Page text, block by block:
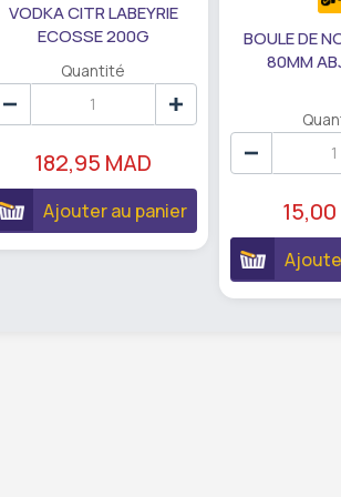
VODKA CITR LABEYRIE
ECOSSE 200G
Quantité
182,95 MAD
Ajouter au panier
BOULE DE
80MM